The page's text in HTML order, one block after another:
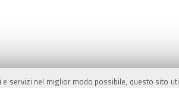
servizi nel miglior modo possibile, questo sito